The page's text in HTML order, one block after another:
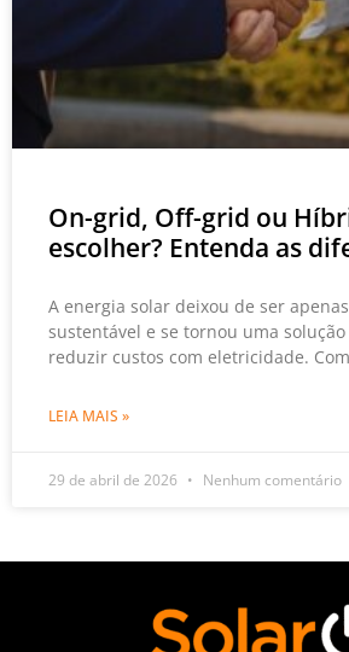
On-grid, Off-grid ou
escolher? Entenda as
A energia solar deixou de ser
sustentável e se tornou uma
reduzir custos com eletricidade.
LEIA MAIS »
29 de abril de 2026 Nenhum comentário